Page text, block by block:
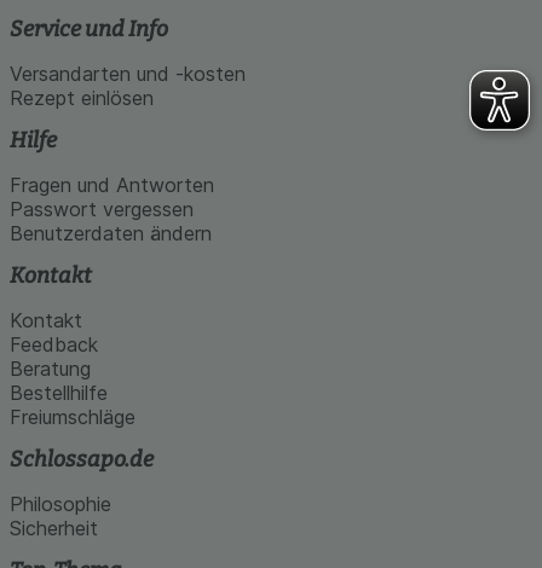
Service und Info
Versandarten und -kosten
Rezept einlösen
Hilfe
Fragen und Antworten
Passwort vergessen
Benutzerdaten ändern
Kontakt
Kontakt
Feedback
Beratung
Bestellhilfe
Freiumschläge
Schlossapo.de
Philosophie
Sicherheit